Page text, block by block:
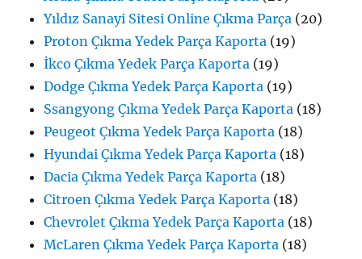
Yıldız Sanayi Sitesi Online Çıkma Parça (20)
Proton Çıkma Yedek Parça Kaporta (19)
İkco Çıkma Yedek Parça Kaporta (19)
Dodge Çıkma Yedek Parça Kaporta (19)
Ssangyong Çıkma Yedek Parça Kaporta (18)
Peugeot Çıkma Yedek Parça Kaporta (18)
Hyundai Çıkma Yedek Parça Kaporta (18)
Dacia Çıkma Yedek Parça Kaporta (18)
Citroen Çıkma Yedek Parça Kaporta (18)
Chevrolet Çıkma Yedek Parça Kaporta (18)
McLaren Çıkma Yedek Parça Kaporta (18)